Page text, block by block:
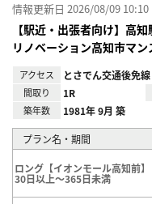
情報更新日 2026/08/09 10:10
【駅近・出張者向け】高
リノベーション高知市マン
アクセス とさでん交通後免
間取り 1R
築年数 1981年 9月 築
プラン名・期間
ロング【イオンモール高知前】
30日以上～365日未満